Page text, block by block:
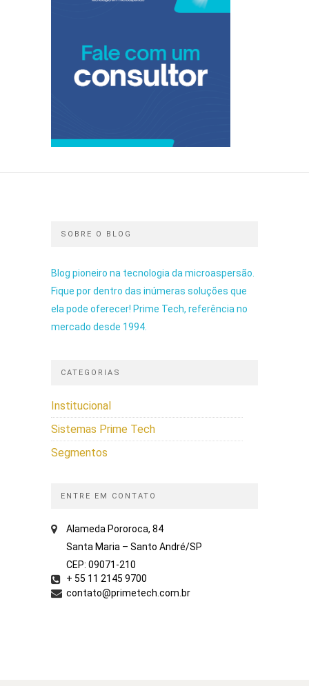
SOBRE O BLOG
Blog pioneiro na tecnologia da microaspersão.
Fique por dentro das inúmeras soluções que
ela pode oferecer! Prime Tech, referência no
mercado desde 1994.
CATEGORIAS
Institucional
Sistemas Prime Tech
Segmentos
ENTRE EM CONTATO
Alameda Pororoca, 84
Santa Maria – Santo André/SP
CEP: 09071-210
+ 55 11 2145 9700
contato@primetech.com.br